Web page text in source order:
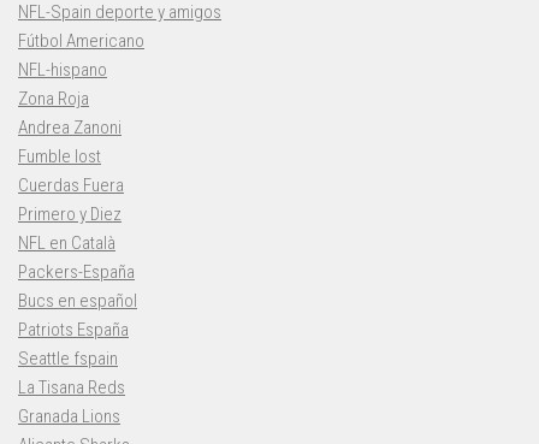
NFL-Spain deporte y amigos
Fútbol Americano
NFL-hispano
Zona Roja
Andrea Zanoni
Fumble lost
Cuerdas Fuera
Primero y Diez
NFL en Català
Packers-España
Bucs en español
Patriots España
Seattle fspain
La Tisana Reds
Granada Lions